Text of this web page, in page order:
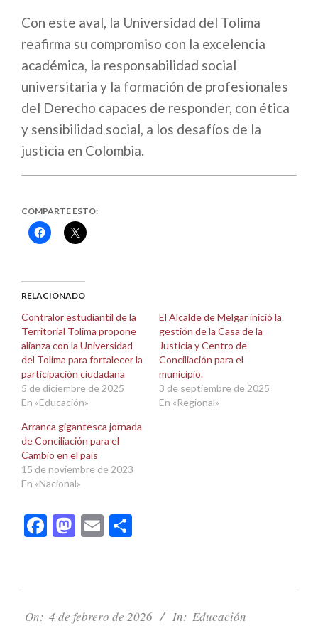
Con este aval, la Universidad del Tolima
reafirma su compromiso con la excelencia
académica, la responsabilidad social
universitaria y la formación de profesionales
del Derecho capaces de responder, con ética
y sensibilidad social, a los desafíos de la
justicia en Colombia.
COMPARTE ESTO:
Haz
clic
(Se
abre
una
ventana
nueva)
Haz
clic
(Se
abre
una
ventana
nueva)
RELACIONADO
Contralor estudiantil de la
Territorial Tolima propone
alianza con la Universidad
del Tolima para fortalecer la
participación ciudadana
5 de diciembre de 2025
En «Educación»
El Alcalde de Melgar inició la
gestión de la Casa de la
Justicia y Centro de
Conciliación para el
municipio.
3 de septiembre de 2025
En «Regional»
Arranca gigantesca jornada
de Conciliación para el
Cambio en el país
15 de noviembre de 2023
En «Nacional»
Facebook
Mastodon
Email
02-
On: 4 de febrero de 2026 In: Educación